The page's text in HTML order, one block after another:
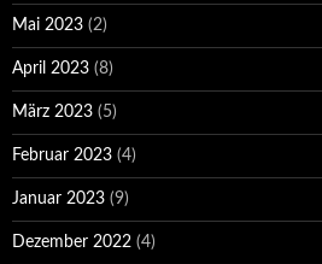
Mai 2023 (2)
April 2023 (8)
März 2023 (5)
Februar 2023 (4)
Januar 2023 (9)
Dezember 2022 (4)